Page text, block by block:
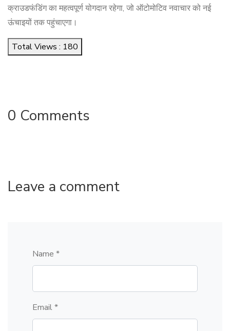
क्राउडफंडिंग का महत्वपूर्ण योगदान रहेगा, जो ऑटोमोटिव नवाचार को नई
ऊंचाइयों तक पहुंचाएगा।
Total Views : 180
0 Comments
Leave a comment
Name *
Email *